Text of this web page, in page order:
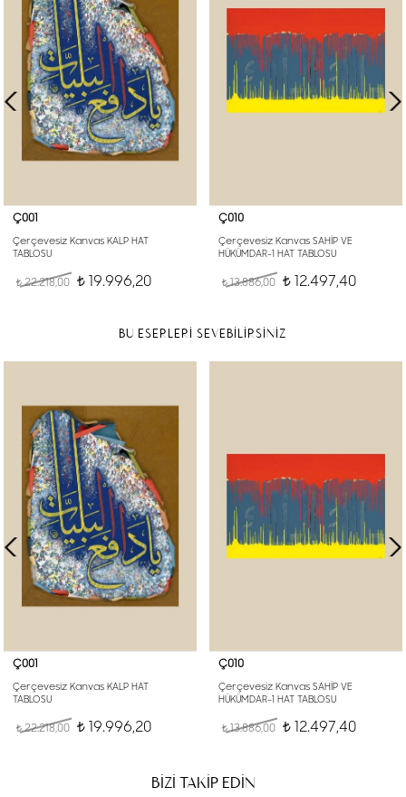
Ç001
Çerçevesiz Kanvas KALP HAT
TABLOSU
t22.218,00 t 19.996,20
Ç010
Çerçevesiz Kanvas SAHİP VE
HÜKÜMDAR-1 HAT TABLOSU
t13.886,00 t 12.497,40
BU ESERLERİ SEVEBİLİRSİNİZ
Ç001
Çerçevesiz Kanvas KALP HAT
TABLOSU
t22.218,00 t 19.996,20
Ç010
Çerçevesiz Kanvas SAHİP VE
HÜKÜMDAR-1 HAT TABLOSU
t13.886,00 t 12.497,40
BİZİ TAKİP EDİN